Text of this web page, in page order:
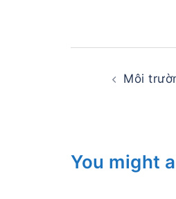
navigation
Môi
You might